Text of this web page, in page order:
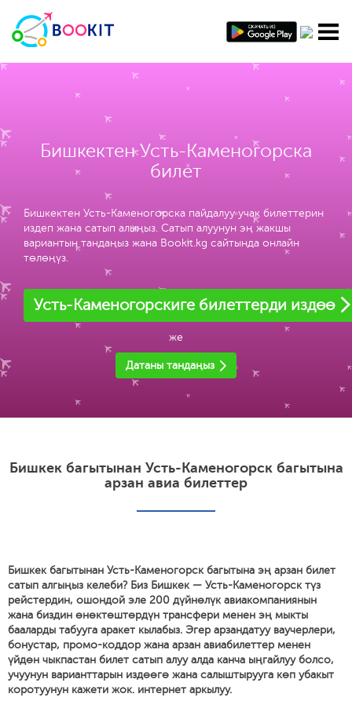
Бишкектен Усть-Каменогорска
билет
Бишкектен Усть-Каменогорска пайдалуу учак билеттерин
издеп жана сатып алыңыз. Сатып алуунун эң жакшы
вариантын тандаңыз жана Bookit.kg сайтында онлайн
төлөңүз.
Усть-Каменогорскиге билеттерди издөө
же
Датаны тандаңыз
Бишкек багытынан Усть-Каменогорск багытына
арзан авиа билеттер
Бишкек багытынан Усть-Каменогорск багытына эң арзан билет
сатып алгыңыз келеби? Биз Бишкек — Усть-Каменогорск түз
рейстердин, ошондой эле 200 дүйнөлүк авиакомпаниянын
жана биздин өнөктөштөрдүн трансфери менен эң мыкты
бааларды табууга аракет кылабыз. Эгер арзандатуу ваучерлери,
бонустар, промо-коддор жана арзан авиабилеттер менен
үйдөн чыкпастан билет сатып алуу алда канча ыңгайлуу болсо,
учуунун варианттарын издөөгө жана салыштырууга көп убакыт
коротуунун кажети жок. интернет аркылуу.